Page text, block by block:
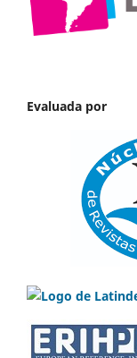
Evaluada por